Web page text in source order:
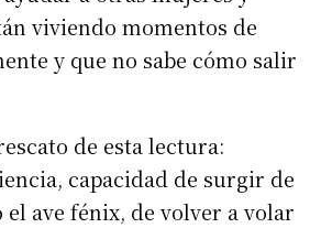
viviendo momentos de
y que no sabe cómo salir
de esta lectura:
capacidad de surgir de
el ave fénix, de volver a volar